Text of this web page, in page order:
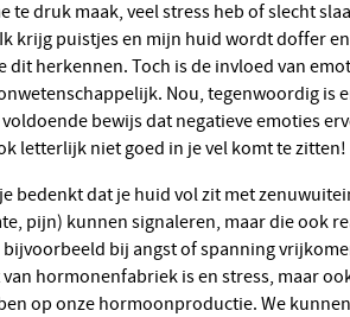
te druk maak, veel stress heb of slecht
krijg puistjes en mijn huid wordt doffer
dit herkennen. Toch is de invloed van
Nou, tegenwoordig is
bewijs dat negatieve emoties
letterlijk niet goed in je vel komt te zitten!
pijn) kunnen signaleren, maar die ook
bij angst of spanning
hormonenfabriek is en stress, maar
op onze hormoonproductie. We